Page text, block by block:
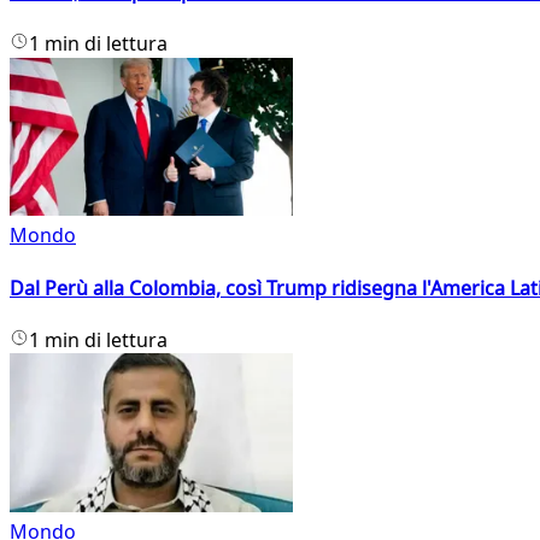
1 min di lettura
Mondo
Dal Perù alla Colombia, così Trump ridisegna l'America
1 min di lettura
Mondo